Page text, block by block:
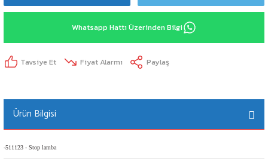
Whatsapp Hattı Üzerinden Bilgi
Tavsiye Et Fiyat Alarmı Paylaş
Ürün Bilgisi
-511123 - Stop lamba